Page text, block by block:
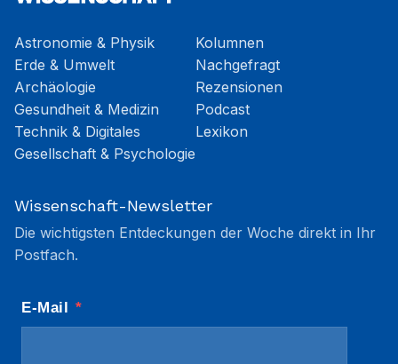
Astronomie & Physik
Erde & Umwelt
Archäologie
Gesundheit & Medizin
Technik & Digitales
Gesellschaft & Psychologie
Kolumnen
Nachgefragt
Rezensionen
Podcast
Lexikon
Wissenschaft-Newsletter
Die wichtigsten Entdeckungen der Woche direkt in Ihr
Postfach.